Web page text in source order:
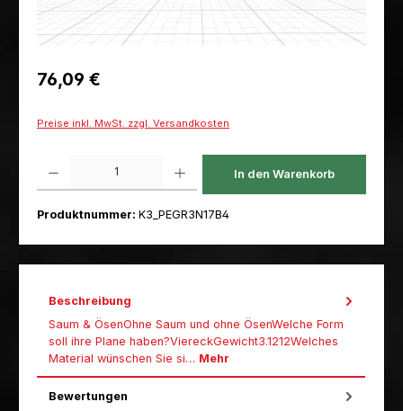
Regulärer Preis:
76,09 €
Preise inkl. MwSt. zzgl. Versandkosten
In den Warenkorb
Produktnummer: K3_PEGR3N17B4
Beschreibung
Saum & ÖsenOhne Saum und ohne ÖsenWelche Form
soll ihre Plane haben?ViereckGewicht3.1212Welches
Material wünschen Sie si… Mehr
Bewertungen